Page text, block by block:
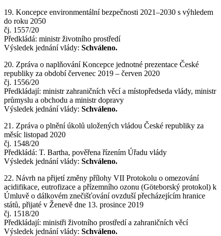
19. Koncepce environmentální bezpečnosti 2021–2030 s výhledem
do roku 2050
čj. 1557/20
Předkládá: ministr životního prostředí
Výsledek jednání vlády: Schváleno.
20. Zpráva o naplňování Koncepce jednotné prezentace České
republiky za období červenec 2019 – červen 2020
čj. 1556/20
Předkládají: ministr zahraničních věcí a místopředseda vlády, ministr
průmyslu a obchodu a ministr dopravy
Výsledek jednání vlády: Schváleno.
21. Zpráva o plnění úkolů uložených vládou České republiky za
měsíc listopad 2020
čj. 1548/20
Předkládá: T. Bartha, pověřena řízením Úřadu vlády
Výsledek jednání vlády: Schváleno.
22. Návrh na přijetí změny přílohy VII Protokolu o omezování
acidifikace, eutrofizace a přízemního ozonu (Göteborský protokol) k
Úmluvě o dálkovém znečišťování ovzduší přecházejícím hranice
států, přijaté v Ženevě dne 13. prosince 2019
čj. 1518/20
Předkládají: ministři životního prostředí a zahraničních věcí
Výsledek jednání vlády: Schváleno.